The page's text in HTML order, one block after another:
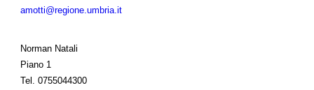
amotti@regione.umbria.it
Norman Natali
Piano 1
Tel.
0755044300